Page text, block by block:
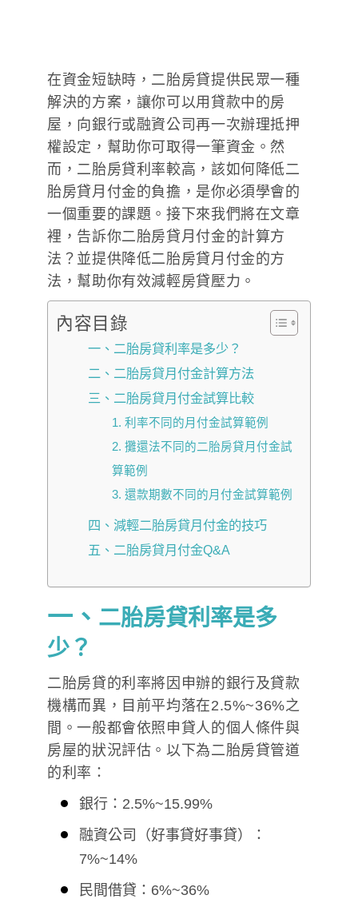
在資金短缺時，二胎房貸提供民眾一種
解決的方案，讓你可以用貸款中的房
屋，向銀行或融資公司再一次辦理抵押
權設定，幫助你可取得一筆資金。然
而，二胎房貸利率較高，該如何降低二
胎房貸月付金的負擔，是你必須學會的
一個重要的課題。接下來我們將在文章
裡，告訴你二胎房貸月付金的計算方
法？並提供降低二胎房貸月付金的方
法，幫助你有效減輕房貸壓力。
內容目錄
一、二胎房貸利率是多少？
二、二胎房貸月付金計算方法
三、二胎房貸月付金試算比較
1. 利率不同的月付金試算範例
2. 攤還法不同的二胎房貸月付金試
算範例
3. 還款期數不同的月付金試算範例
四、減輕二胎房貸月付金的技巧
五、二胎房貸月付金Q&A
一、 二胎房貸利率是多
少？
二胎房貸的利率將因申辦的銀行及貸款
機構而異，目前平均落在2.5%~36%之
間。一般都會依照申貸人的個人條件與
房屋的狀況評估。以下為二胎房貸管道
的利率：
銀行：2.5%~15.99%
融資公司（好事貸好事貸）：
7%~14%
民間借貸：6%~36%